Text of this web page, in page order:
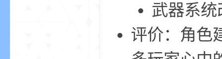
武器系
评价：角色